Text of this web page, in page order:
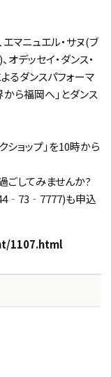
マニュエル・サヌ(ブ
オデッセイ・ダンス・
るダンスパフォーマ
ら福岡へ」とダンス
ショップ」を10時から
ごしてみませんか?
も申込
1107.html